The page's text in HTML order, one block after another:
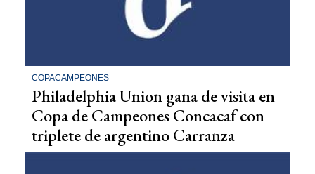
COPACAMPEONES
Philadelphia Union gana de visita en
Copa de Campeones Concacaf con
triplete de argentino Carranza